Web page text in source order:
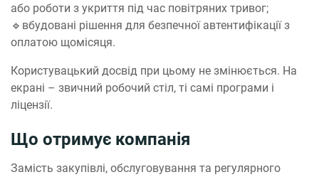
або роботи з укриття під час повітряних тривог;
🔹вбудовані рішення для безпечної автентифікації з
оплатою щомісяця.
Користувацький досвід при цьому не змінюється. На
екрані – звичний робочий стіл, ті самі програми і
ліцензії.
Що отримує компанія
Замість закупівлі, обслуговування та регулярного